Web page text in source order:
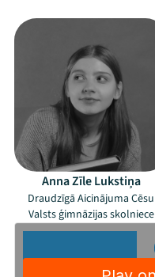
Anna Zīle Lukstiņa
Draudzīgā Aicinājuma Cēsu
Valsts ģimnāzijas skolniece